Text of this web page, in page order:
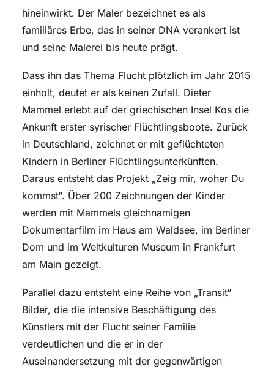
hineinwirkt. Der Maler bezeichnet es als
familiäres Erbe, das in seiner DNA verankert ist
und seine Malerei bis heute prägt.
Dass ihn das Thema Flucht plötzlich im Jahr 2015
einholt, deutet er als keinen Zufall. Dieter
Mammel erlebt auf der griechischen Insel Kos die
Ankunft erster syrischer Flüchtlingsboote. Zurück
in Deutschland, zeichnet er mit geflüchteten
Kindern in Berliner Flüchtlingsunterkünften.
Daraus entsteht das Projekt „Zeig mir, woher Du
kommst“. Über 200 Zeichnungen der Kinder
werden mit Mammels gleichnamigen
Dokumentarfilm im Haus am Waldsee, im Berliner
Dom und im Weltkulturen Museum in Frankfurt
am Main gezeigt.
Parallel dazu entsteht eine Reihe von „Transit“
Bilder, die die intensive Beschäftigung des
Künstlers mit der Flucht seiner Familie
verdeutlichen und die er in der
Auseinandersetzung mit der gegenwärtigen